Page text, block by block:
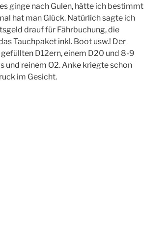
ginge nach Gulen, hätte ich bestimmt
hat man Glück. Natürlich sagte ich
drauf für Fährbuchung, die
Tauchpaket inkl. Boot usw.! Der
D12ern, einem D20 und 8-9
und reinem O2. Anke kriegte schon
im Gesicht.